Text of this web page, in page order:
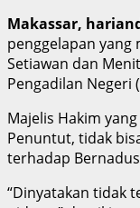
Makassar,
penggelapan
Setiawan dan
Pengadilan Negeri
Majelis Hakim
Penuntut, tidak
terhadap
“Dinyatakan tidak